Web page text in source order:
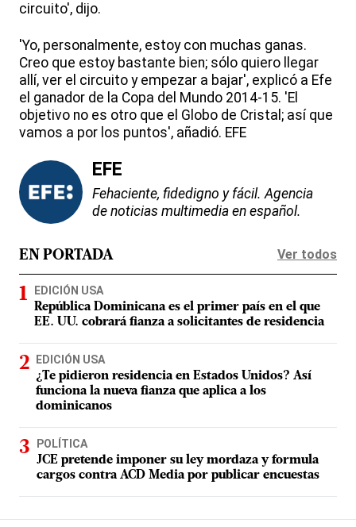
circuito', dijo.
'Yo, personalmente, estoy con muchas ganas.
Creo que estoy bastante bien; sólo quiero llegar
allí, ver el circuito y empezar a bajar', explicó a Efe
el ganador de la Copa del Mundo 2014-15. 'El
objetivo no es otro que el Globo de Cristal; así que
vamos a por los puntos', añadió. EFE
EFE
Fehaciente, fidedigno y fácil. Agencia
de noticias multimedia en español.
EN PORTADA Ver todos
EDICIÓN USA
República Dominicana es el primer país en el que
EE. UU. cobrará fianza a solicitantes de residencia
EDICIÓN USA
¿Te pidieron residencia en Estados Unidos? Así
funciona la nueva fianza que aplica a los
dominicanos
POLÍTICA
JCE pretende imponer su ley mordaza y formula
cargos contra ACD Media por publicar encuestas